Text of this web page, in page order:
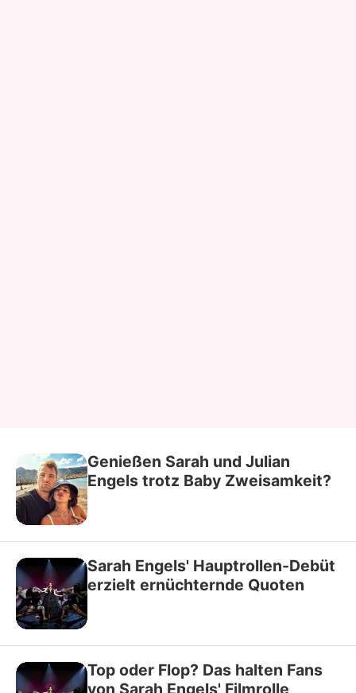
Genießen Sarah und Julian
Engels trotz Baby Zweisamkeit?
Sarah Engels' Hauptrollen-Debüt
erzielt ernüchternde Quoten
Top oder Flop? Das halten Fans
von Sarah Engels' Filmrolle